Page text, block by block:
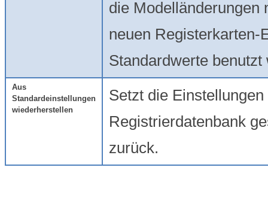
die Modelländerungen
neuen Registerkarten-
Standardwerte benutzt
Aus
Standardeinstellungen
wiederherstellen
Setzt die
Registrierdatenbank
zurück.